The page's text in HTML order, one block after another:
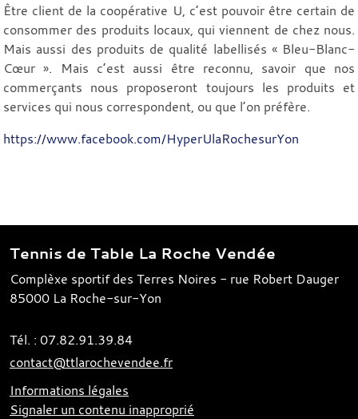
Être client de la coopérative U, c’est pouvoir être certain de
consommer des produits locaux, qui viennent de chez nous.
Mais aussi des produits de qualité labellisés « Bleu-Blanc-
Cœur ». Mais c’est aussi être reconnu, savoir que nos
commerçants nous proposeront toujours les produits et
services qui nous correspondent, ou que l’on préfère.
https://www.facebook.com/HyperUlaRochesurYon
Tennis de Table La Roche Vendée
Complèxe sportif des Terres Noires - rue Robert Dauger
85000 La Roche-sur-Yon
Tél. : 07.82.91.39.84
contact@ttlarochevendee.fr
Informations légales
Signaler un contenu inapproprié